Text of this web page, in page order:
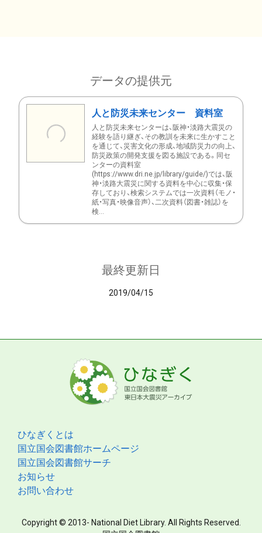
データの提供元
人と防災未来センター 資料室
人と防災未来センターは、阪神・淡路大震災の
経験を語り継ぎ、その教訓を未来に生かすこと
を通じて、災害文化の形成、地域防災力の向上、
防災政策の開発支援を図る施設である。同セ
ンターの資料室
(https://www.dri.ne.jp/library/guide/)では、阪
神・淡路大震災に関する資料を中心に収集・保
存しており、検索システムでは一次資料（モノ・
紙・写真・映像音声）、二次資料（図書・雑誌）を
検...
最終更新日
2019/04/15
ひなぎくとは
国立国会図書館ホームページ
国立国会図書館サーチ
お知らせ
お問い合わせ
Copyright © 2013- National Diet Library. All Rights Reserved.